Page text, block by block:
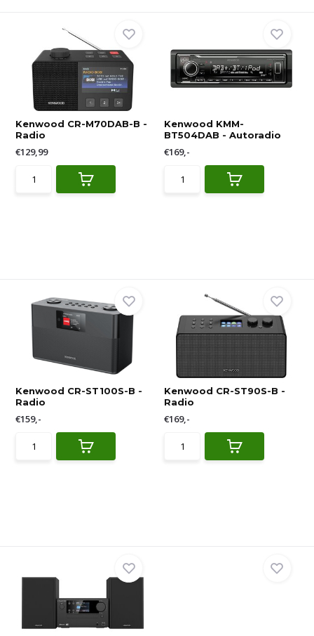
Kenwood CR-M70DAB-B -
Radio
€129,99
Kenwood KMM-
BT504DAB - Autoradio
€169,-
Kenwood CR-ST100S-B -
Radio
€159,-
Kenwood CR-ST90S-B -
Radio
€169,-